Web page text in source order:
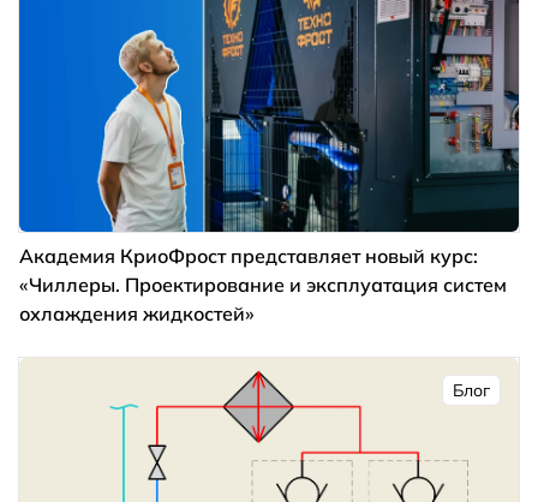
Академия КриоФрост представляет новый курс:
«Чиллеры. Проектирование и эксплуатация систем
охлаждения жидкостей»
Блог